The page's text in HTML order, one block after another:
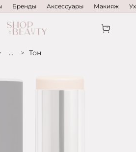
Бренды Аксессуары Макияж
... Тон